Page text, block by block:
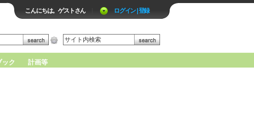
こんにちは。ゲストさん ログイン | 登録
ック 計画等